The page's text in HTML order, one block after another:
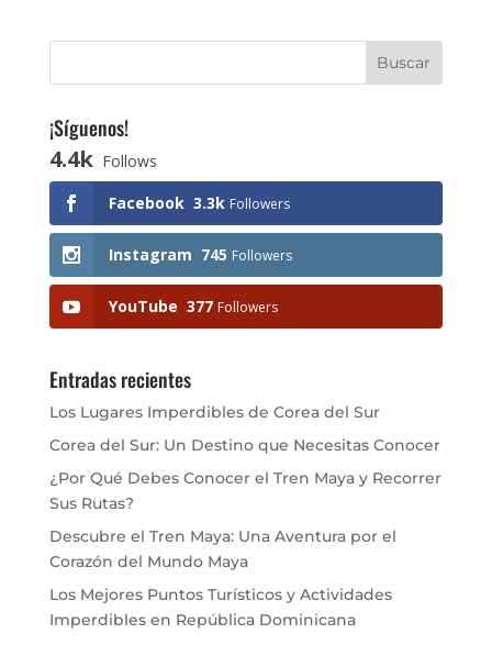
¡Síguenos!
4.4k Follows
Facebook 3.3k Followers
Instagram 745 Followers
YouTube 377 Followers
Entradas recientes
Los Lugares Imperdibles de Corea del Sur
Corea del Sur: Un Destino que Necesitas Conocer
¿Por Qué Debes Conocer el Tren Maya y Recorrer
Sus Rutas?
Descubre el Tren Maya: Una Aventura por el
Corazón del Mundo Maya
Los Mejores Puntos Turísticos y Actividades
Imperdibles en República Dominicana